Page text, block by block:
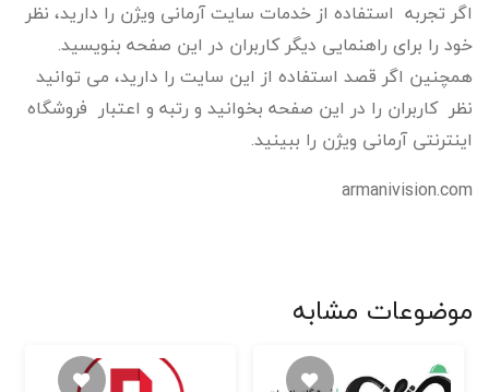
اگر تجربه استفاده از خدمات سایت آرمانی ویژن را دارید، نظر
خود را برای راهنمایی دیگر کاربران در این صفحه بنویسید.
همچنین اگر قصد استفاده از این سایت را دارید، می توانید
نظر کاربران را در این صفحه بخوانید و رتبه و اعتبار فروشگاه
اینترنتی آرمانی ویژن را ببینید.
armanivision.com
موضوعات مشابه